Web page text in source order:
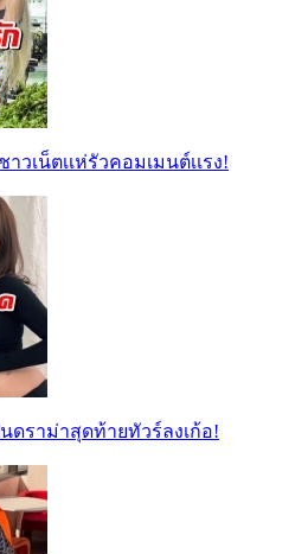
เน็ตเเห่รัวคอมเมนต์เเรง!
ราม่าสุดท้ายทัวร์ลงเก้อ!